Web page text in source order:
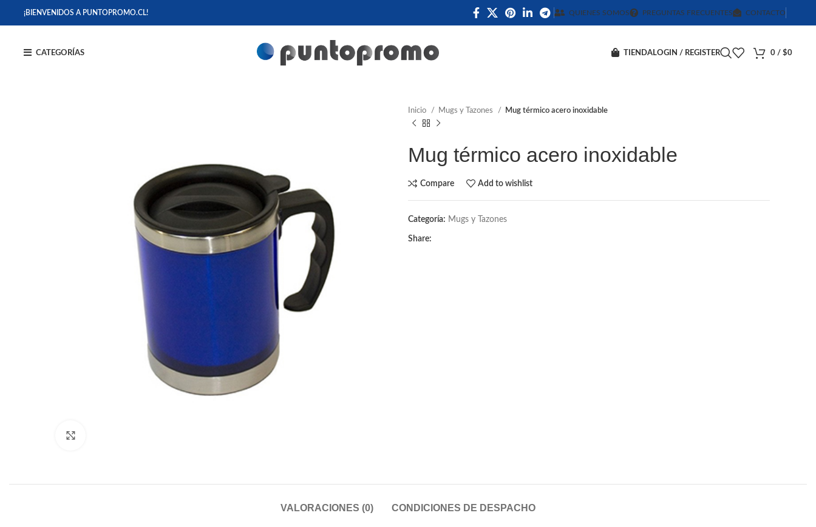
¡BIENVENIDOS A PUNTOPROMO.CL! QUIENES SOMOS PREGUNTAS FRECUENTES CONTACTO
CATEGORÍAS TIENDA LOGIN / REGISTER 0 / $0
Inicio Mugs y Tazones Mug térmico acero inoxidable
Mug térmico acero inoxidable
Compare Add to wishlist
Categoría: Mugs y Tazones
Share:
VALORACIONES (0) CONDICIONES DE DESPACHO